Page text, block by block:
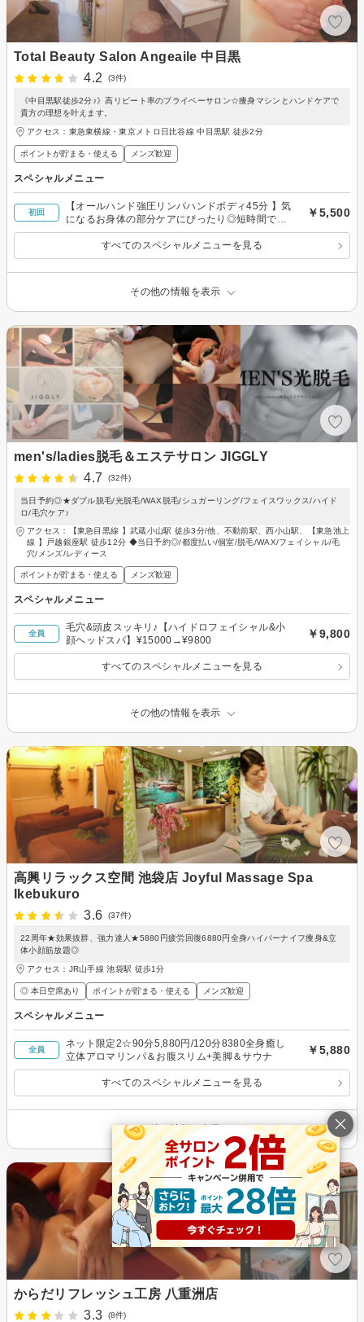
Total Beauty Salon Angeaile 中目黒
4.2
(3件)
《中目黒駅徒歩2分♪》高リピート率のプライベーサロン☆痩身マシンとハンドケアで
貴方の理想を叶えます。
アクセス：東急東横線・東京メトロ日比谷線 中目黒駅 徒歩2分
ポイントが貯まる・使える メンズ歓迎
スペシャルメニュー
初回
【オールハンド強圧リンパハンドボディ45分 】気
になるお身体の部分ケアにぴったり◎短時間でも
すっきり
￥5,500
すべてのスペシャルメニューを見る
その他の情報を表示
men's/ladies脱毛＆エステサロン JIGGLY
4.7
(32件)
当日予約◎★ダブル脱毛/光脱毛/WAX脱毛/シュガーリング/フェイスワックス/ハイド
ロ/毛穴ケア♪
アクセス：【東急目黒線 】武蔵小山駅 徒歩3分/他、不動前駅、西小山駅、【東急池上
線 】戸越銀座駅 徒歩12分 ◆当日予約◎/都度払い/個室/脱毛/WAX/フェイシャル/毛
穴/メンズ/レディース
ポイントが貯まる・使える メンズ歓迎
スペシャルメニュー
全員
毛穴&頭皮スッキリ♪【ハイドロフェイシャル&小
顔ヘッドスパ】¥15000→¥9800
￥9,800
すべてのスペシャルメニューを見る
その他の情報を表示
高興リラックス空間 池袋店 Joyful Massage Spa
Ikebukuro
3.6
(37件)
22周年★効果抜群、強力達人★5880円疲労回復6880円全身ハイパーナイフ痩身&立
体小顔筋放題◎
アクセス：JR山手線 池袋駅 徒歩1分
◎ 本日空席あり ポイントが貯まる・使える メンズ歓迎
スペシャルメニュー
全員
ネット限定2☆90分5,880円/120分8380全身癒し
立体アロマリンパ＆お腹スリム+美脚＆サウナ
￥5,880
すべてのスペシャルメニューを見る
その他の情報を表示
からだリフレッシュ工房 八重洲店
3.3
(8件)